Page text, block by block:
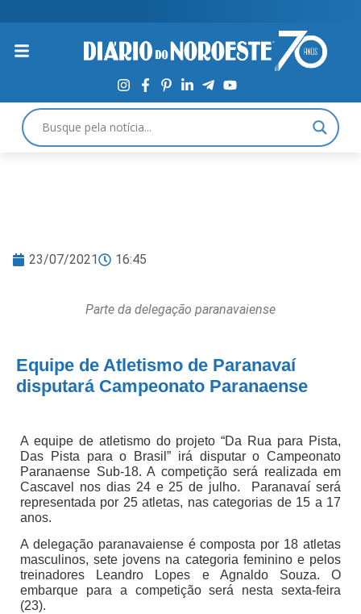
23/07/2021 16:45
Parte da delegação paranavaiense
Equipe de Atletismo de Paranavaí
disputará Campeonato Paranaense
A equipe de atletismo do projeto “Da Rua para Pista,
Das Pista para o Brasil” irá disputar o Campeonato
Paranaense Sub-18. A competição será realizada em
Cascavel nos dias 24 e 25 de julho. Paranavaí será
representada por 25 atletas, nas categorias de 15 a 17
anos.
A delegação paranavaiense é composta por 18 atletas
masculinos, sete jovens na categoria feminino e pelos
treinadores Leandro Lopes e Agnaldo Souza. O
embarque para a competição será nesta sexta-feira
(23).